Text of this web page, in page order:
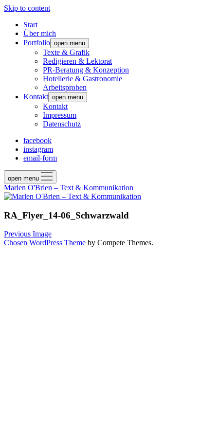
Skip to content
Start
Über mich
Portfolio open menu
Texte & Grafik
Redigieren & Lektorat
PR-Beratung & Konzeption
Hotellerie & Gastronomie
Arbeitsproben
Kontakt open menu
Kontakt
Impressum
Datenschutz
facebook
instagram
email-form
open menu
Marlen O'Brien – Text & Kommunikation
RA_Flyer_14-06_Schwarzwald
Previous Image
Chosen WordPress Theme by Compete Themes.